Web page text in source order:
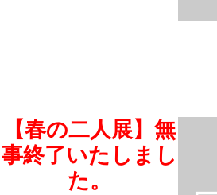
【春の二人展】無
事終了いたしまし
た。